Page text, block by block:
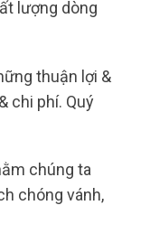
lượng dòng
thuận lợi &
chi phí. Quý
chúng ta
chóng vánh,